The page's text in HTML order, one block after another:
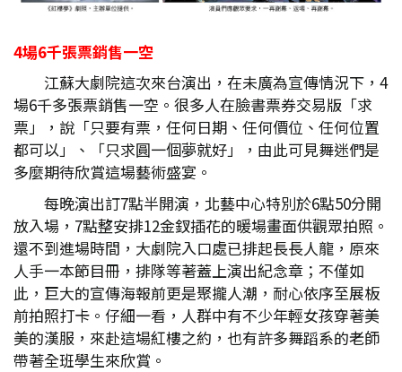
4場6千張票銷售一空
江蘇大劇院這次來台演出，在未廣為宣傳情況下，4
場6千多張票銷售一空。很多人在臉書票券交易版「求
票」，說「只要有票，任何日期、任何價位、任何位置
都可以」、「只求圓一個夢就好」，由此可見舞迷們是
多麼期待欣賞這場藝術盛宴。
每晚演出訂7點半開演，北藝中心特別於6點50分開
放入場，7點整安排12金釵插花的暖場畫面供觀眾拍照。
還不到進場時間，大劇院入口處已排起長長人龍，原來
人手一本節目冊，排隊等著蓋上演出紀念章；不僅如
此，巨大的宣傳海報前更是聚攏人潮，耐心依序至展板
前拍照打卡。仔細一看，人群中有不少年輕女孩穿著美
美的漢服，來赴這場紅樓之約，也有許多舞蹈系的老師
帶著全班學生來欣賞。